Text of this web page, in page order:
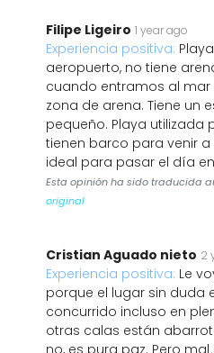
Filipe Ligeiro 1 year ago
Experiencia positiva:
aeropuerto, no tiene
cuando entramos al
zona de arena. Tiene un
pequeño. Playa utilizada
tienen barco para venir a
ideal para pasar el día
Esta opinión ha sido traducida
original
Cristian Aguado nieto 2
Experiencia positiva: Le
porque el lugar sin duda
concurrido incluso en
otras calas están
no, es pura paz. Pero